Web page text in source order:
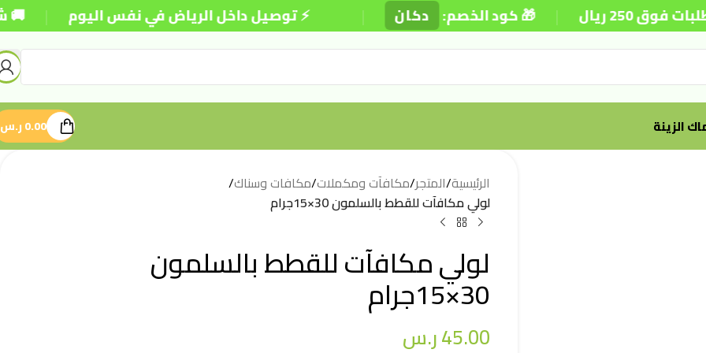
⚡ توصيل داخل الرياض في نفس اليوم | 🚚 شحن | 🎁 كود الخصم: دكان |
الزينة 0.00ر.س
الرئيسية/المتجر/مكافآت ومكملات/مكافات وسناك/
لولي مكافآت للقطط بالسلمون 30×15جرام
لولي مكافآت للقطط بالسلمون
30×15جرام
45.00ر.س